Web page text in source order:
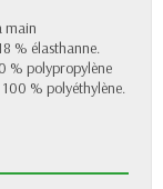
main
% élasthanne.
% polypropylène
% polyéthylène.